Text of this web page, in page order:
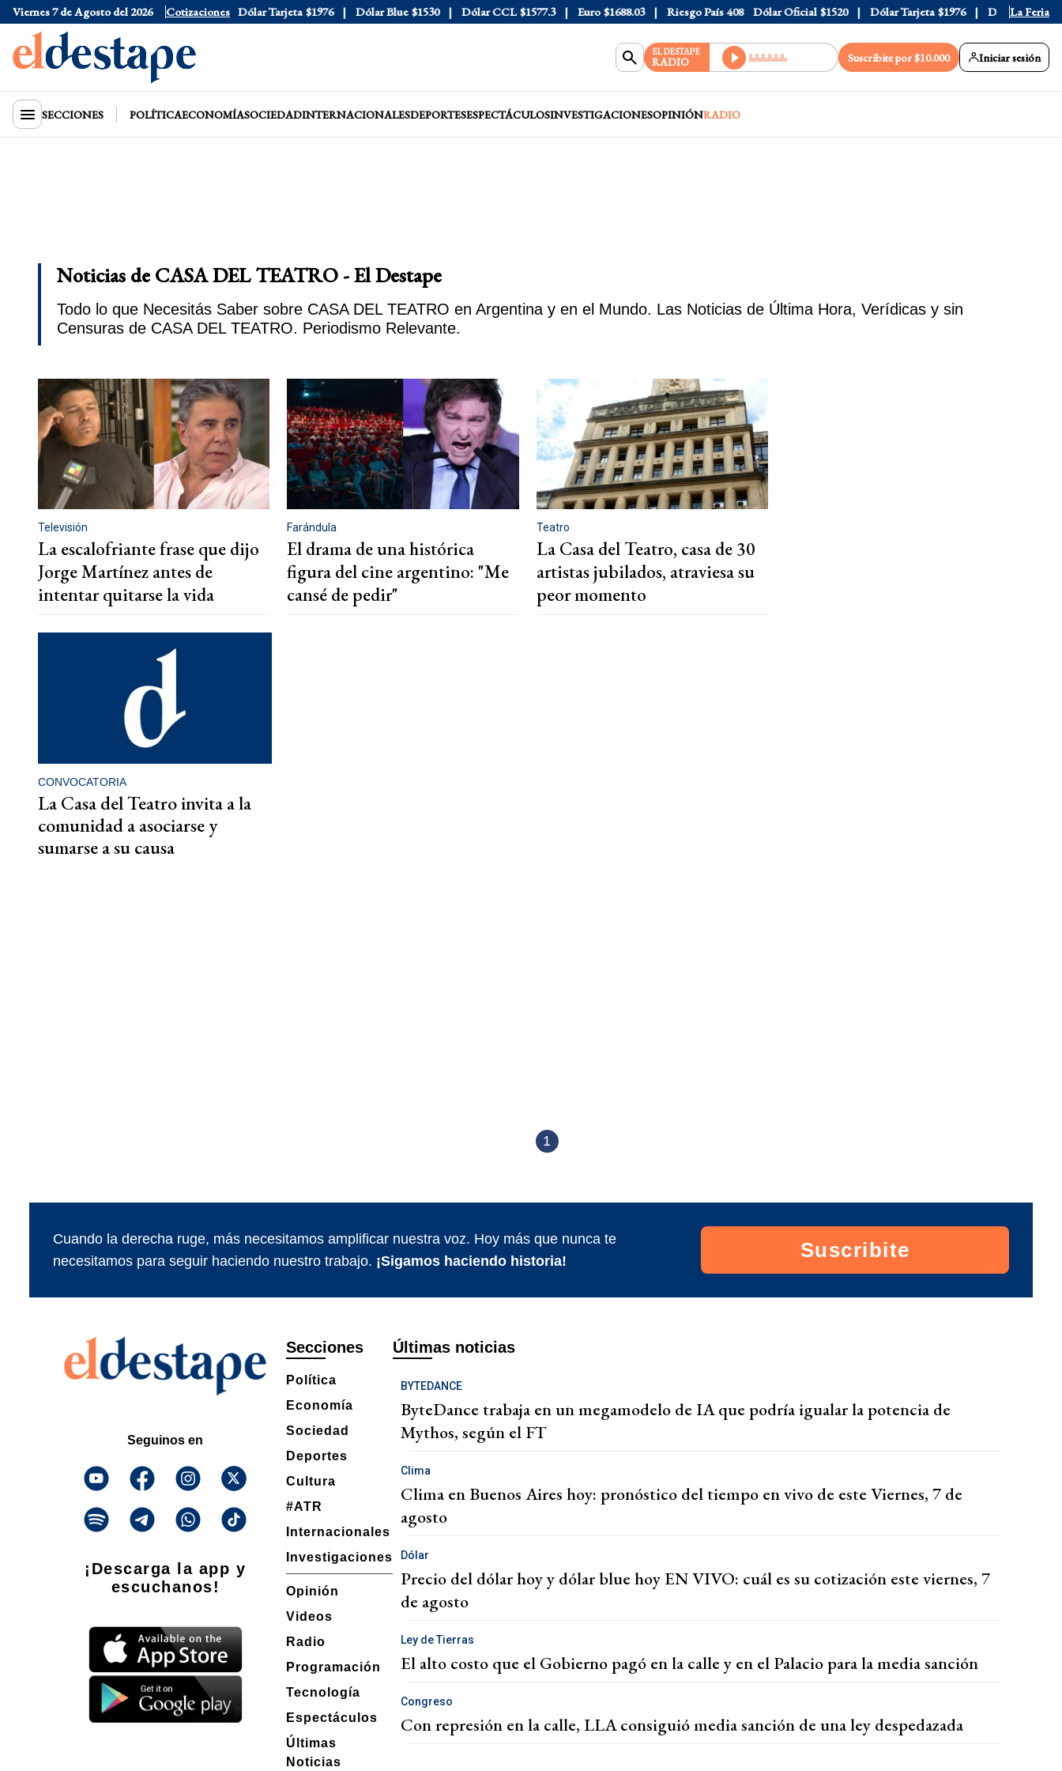
Viernes 7 de Agosto del 2026 Cotizaciones
Dólar Oficial $1520 Dólar Tarjeta $1976 Dólar Blue $1530 Dólar CCL $1577.3 Euro $1688.03 Riesgo País 408 Dólar Oficial $1520 Dólar Tarjeta $1976 Dólar Blue $1530
La Feria
EL DESTAPE
RADIO Suscribite por $10.000 Iniciar sesión
SECCIONES POLÍTICAECONOMÍASOCIEDADINTERNACIONALESDEPORTESESPECTÁCULOSINVESTIGACIONESOPINIÓNRADIO
Noticias de CASA DEL TEATRO - El Destape
Todo lo que Necesitás Saber sobre CASA DEL TEATRO en Argentina y en el Mundo. Las Noticias de Última Hora, Verídicas y sin
Censuras de CASA DEL TEATRO. Periodismo Relevante.
Televisión
La escalofriante frase que dijo
Jorge Martínez antes de
intentar quitarse la vida
Farándula
El drama de una histórica
figura del cine argentino: "Me
cansé de pedir"
Teatro
La Casa del Teatro, casa de 30
artistas jubilados, atraviesa su
peor momento
CONVOCATORIA
La Casa del Teatro invita a la
comunidad a asociarse y
sumarse a su causa
1
Cuando la derecha ruge, más necesitamos amplificar nuestra voz. Hoy más que nunca te
necesitamos para seguir haciendo nuestro trabajo. ¡Sigamos haciendo historia! Suscribite
Seguinos en
¡Descarga la app y
escuchanos!
Secciones
Política
Economía
Sociedad
Deportes
Cultura
#ATR
Internacionales
Investigaciones
Opinión
Videos
Radio
Programación
Tecnología
Espectáculos
Últimas
Noticias
Últimas noticias
BYTEDANCE
ByteDance trabaja en un megamodelo de IA que podría igualar la potencia de
Mythos, según el FT
Clima
Clima en Buenos Aires hoy: pronóstico del tiempo en vivo de este Viernes, 7 de
agosto
Dólar
Precio del dólar hoy y dólar blue hoy EN VIVO: cuál es su cotización este viernes, 7
de agosto
Ley de Tierras
El alto costo que el Gobierno pagó en la calle y en el Palacio para la media sanción
Congreso
Con represión en la calle, LLA consiguió media sanción de una ley despedazada